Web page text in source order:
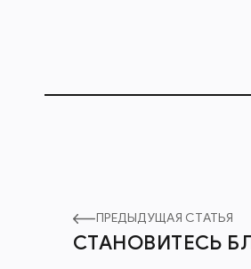
ПРЕДЫДУЩАЯ СТАТЬЯ
СТАНОВИТЕСЬ